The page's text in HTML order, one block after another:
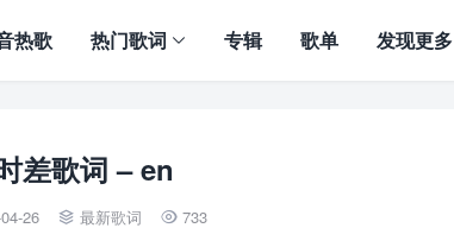
热歌 热门歌词 专辑 歌单 发现更多
差歌词 – en
26  最新歌词  733